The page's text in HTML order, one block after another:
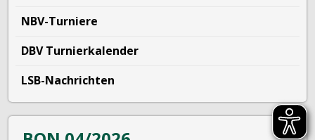
NBV-Turniere
DBV Turnierkalender
LSB-Nachrichten